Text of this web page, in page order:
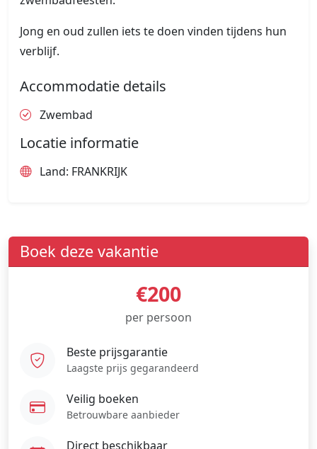
Jong en oud zullen iets te doen vinden tijdens hun
verblijf.
Accommodatie details
Zwembad
Locatie informatie
Land: FRANKRIJK
Boek deze vakantie
€200
per persoon
Beste prijsgarantie
Laagste prijs gegarandeerd
Veilig boeken
Betrouwbare aanbieder
Direct beschikbaar